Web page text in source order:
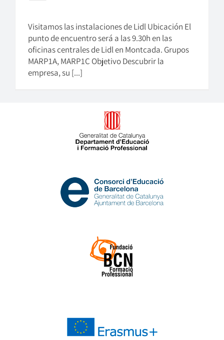
Visitamos las instalaciones de Lidl Ubicación El
punto de encuentro será a las 9.30h en las
oficinas centrales de Lidl en Montcada. Grupos
MARP1A, MARP1C Objetivo Descubrir la
empresa, su [...]